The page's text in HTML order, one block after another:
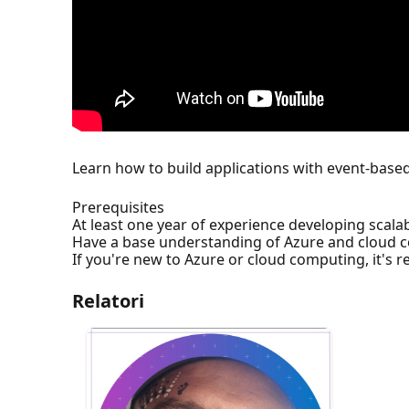
Learn how to build applications with event-
Prerequisites
At least one year of experience developing
Have a base understanding of Azure and cloud
If you're new to Azure or cloud computing, it's
Relatori